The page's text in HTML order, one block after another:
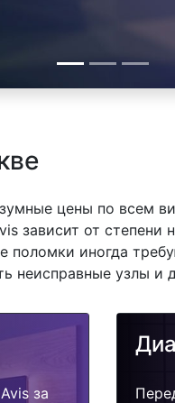
цены по всем
зависит от степени
иногда
неисправные узлы и
за